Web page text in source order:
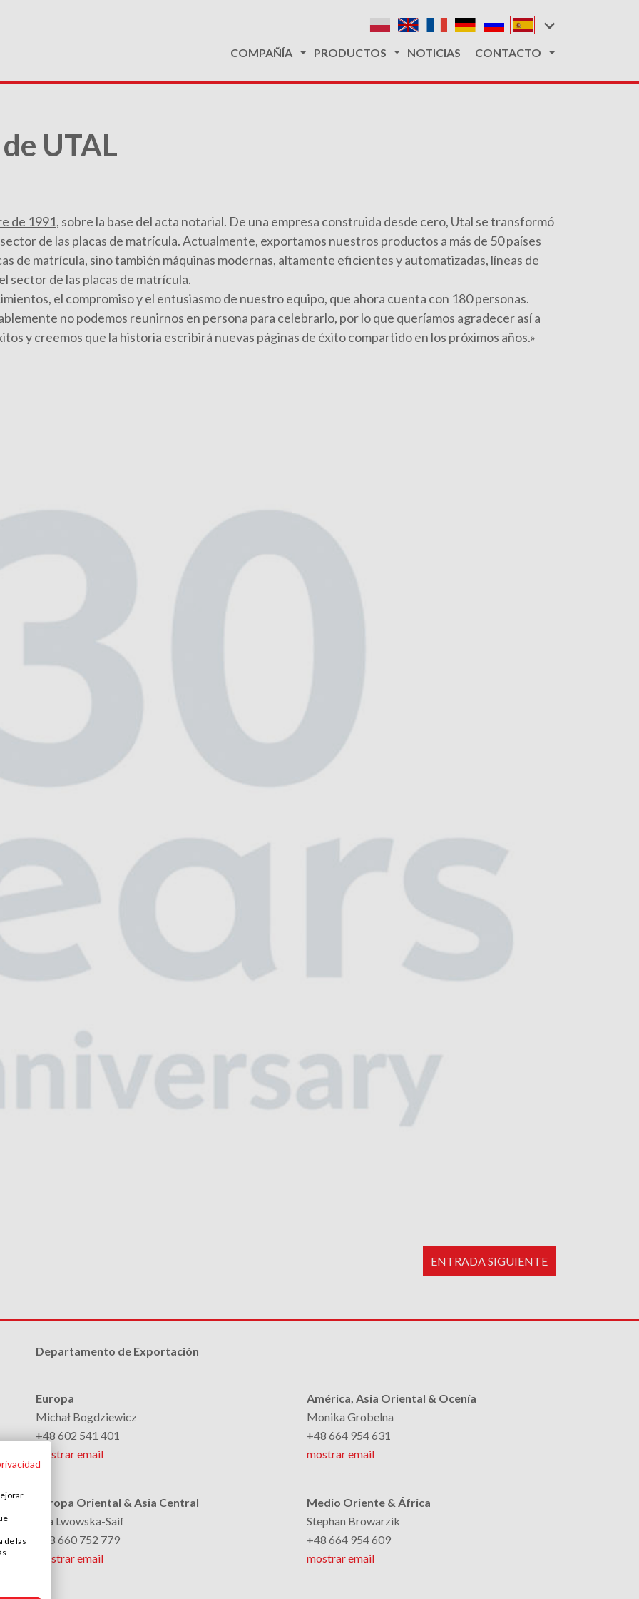
COMPAÑÍA PRODUCTOS NOTICIAS CONTACTO
UTAL
de 1991, sobre la base del acta notarial. De una empresa construida desde cero, Utal se transformó
de las placas de matrícula. Actualmente, exportamos nuestros productos a más de 50 países
de matrícula, sino también máquinas modernas, altamente eficientes y automatizadas, líneas de
sector de las placas de matrícula.
el compromiso y el entusiasmo de nuestro equipo, que ahora cuenta con 180 personas.
no podemos reunirnos en persona para celebrarlo, por lo que queríamos agradecer así a
y creemos que la historia escribirá nuevas páginas de éxito compartido en los próximos años.»
ENTRADA SIGUIENTE
Departamento de Exportación
Europa
Michał Bogdziewicz
+48 602 541 401
mostrar email
Europa Oriental & Asia Central
Ella Lwowska-Saif
+48 660 752 779
mostrar email
América, Asia Oriental & Ocenía
Monika Grobelna
+48 664 954 631
mostrar email
Medio Oriente & África
Stephan Browarzik
+48 664 954 609
mostrar email
de las